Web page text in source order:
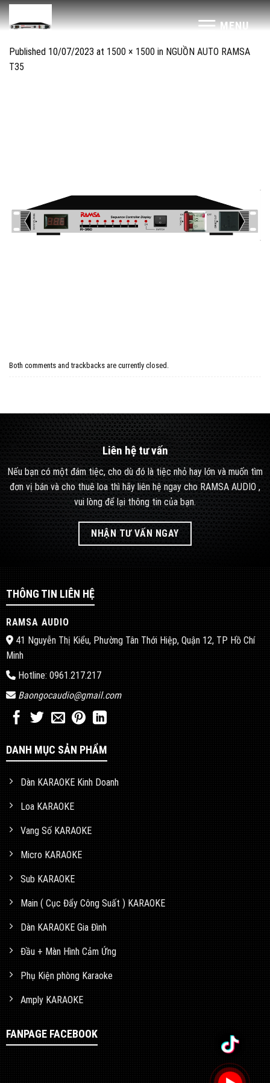
Skip
to
MENU
1
Published 10/07/2023 at 1500 × 1500 in NGUỒN AUTO RAMSA
T35
Both comments and trackbacks are currently closed.
Liên hệ tư vấn
Nếu bạn có một đám tiệc, cho dù đó là tiệc nhỏ hay lớn và muốn tìm
đơn vị bán và cho thuê loa thì hãy liên hệ ngay cho RAMSA AUDIO ,
vui lòng để lại thông tin của bạn.
NHẬN TƯ VẤN NGAY
THÔNG TIN LIÊN HỆ
RAMSA AUDIO
41 Nguyễn Thị Kiểu, Phường Tân Thới Hiệp, Quận 12, TP Hồ Chí
Minh
Hotline: 0961.217.217
Baongocaudio@gmail.com
DANH MỤC SẢN PHẨM
Dàn KARAOKE Kinh Doanh
Loa KARAOKE
Vang Số KARAOKE
Micro KARAOKE
Sub KARAOKE
Main ( Cục Đẩy Công Suất ) KARAOKE
Dàn KARAOKE Gia Đình
Đầu + Màn Hình Cảm Ứng
Phụ Kiện phòng Karaoke
Amply KARAOKE
FANPAGE FACEBOOK